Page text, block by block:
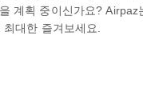
계획 중이신가요? Airpaz
대한 즐겨보세요.